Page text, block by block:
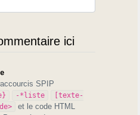
ici
SPIP
-*liste
[texte-
et le code HTML